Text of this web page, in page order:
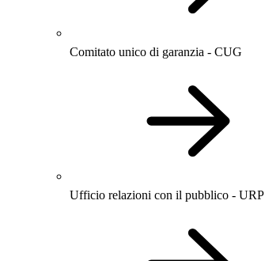
Comitato unico di garanzia - CUG
Ufficio relazioni con il pubblico - URP